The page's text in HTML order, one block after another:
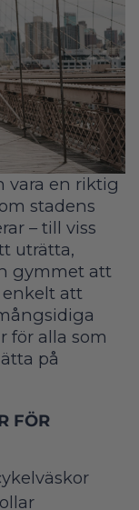
vara en riktig
stadens
– till viss
uträtta,
gymmet att
enkelt att
för alla som
på
FÖR